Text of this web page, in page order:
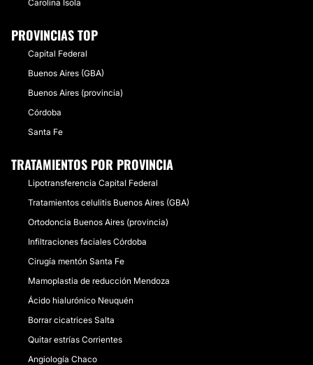
Carolina Isola
PROVINCIAS TOP
Capital Federal
Buenos Aires (GBA)
Buenos Aires (provincia)
Córdoba
Santa Fe
TRATAMIENTOS POR PROVINCIA
Lipotransferencia Capital Federal
Tratamientos celulitis Buenos Aires (GBA)
Ortodoncia Buenos Aires (provincia)
Infiltraciones faciales Córdoba
Cirugía mentón Santa Fe
Mamoplastia de reducción Mendoza
Ácido hialurónico Neuquén
Borrar cicatrices Salta
Quitar estrías Corrientes
Angiología Chaco